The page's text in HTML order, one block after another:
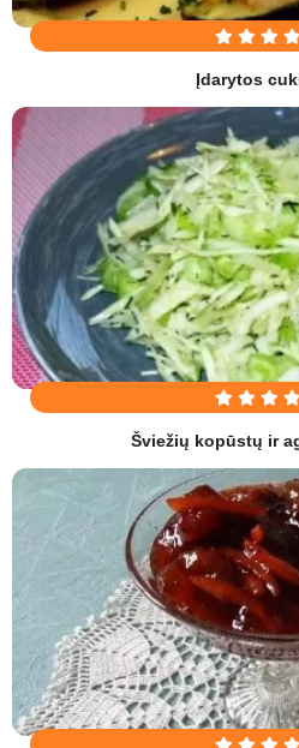
Įdarytos
Šviežių kopūstų ir